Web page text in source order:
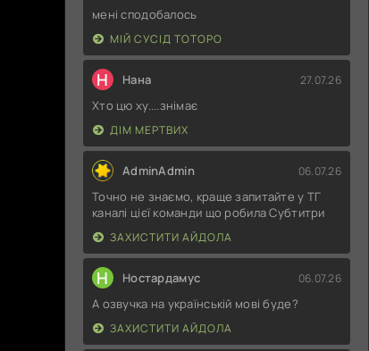
мені сподобалось
МІЙ СУСІД ТОТОРО
Н Нана 27.07.26
Хто цю ху....знімає
ДІМ МЕРТВИХ
AdminAdmin 06.07.26
Точно не знаємо, краще запитайте у ТГ
каналі цієї команди що робила Субтитри
ЗАХИСТИТИ АЙДОЛА
Н Ностардамус 06.07.26
А озвучка на українській мові буде?
ЗАХИСТИТИ АЙДОЛА